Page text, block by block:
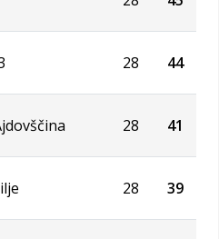
28 44
28 41
28 39